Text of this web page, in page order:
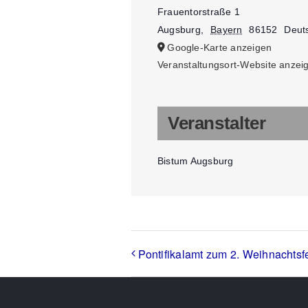
Frauentorstraße 1
Augsburg, Bayern 86152
Google-Karte anzeigen
Veranstaltungsort-Website
Veranstalter
Bistum Augsburg
Pontifikalamt zum 2.